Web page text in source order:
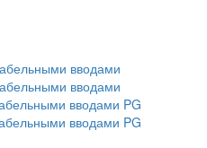
вводами
вводами
вводами PG
вводами PG